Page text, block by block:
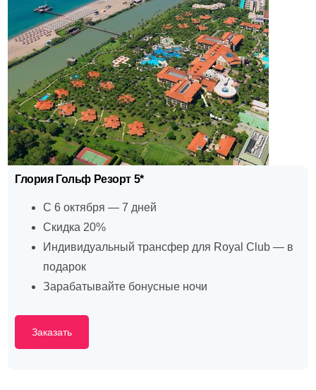
Глория Гольф Резорт 5*
С 6 октября — 7 дней
Скидка 20%
Индивидуальный трансфер для Royal Club — в
подарок
Зарабатывайте бонусные ночи
Заказать